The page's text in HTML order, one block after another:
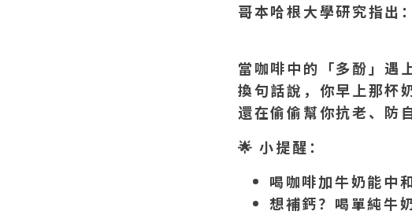
哥本哈根大學研究指出：
當咖啡中的「多酚」
換句話說，你早上那杯
還在偷偷幫你抗老、防
🌟小提醒：
喝咖啡加牛奶能中
想補鈣？喝單純牛